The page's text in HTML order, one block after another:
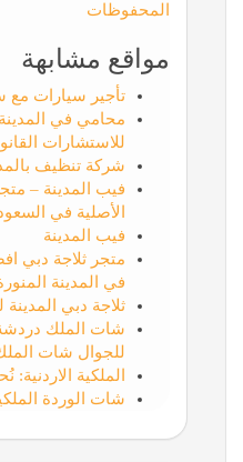
المحفوظات
مواقع مشابهة
تأجير سيارات مع
محامي في
للاستشارات
شركة تنظيف
فيب المدينة –
الأصلية في
فيب المدينة
متجر ثلاجة دبي
في المدينة
ثلاجة دبي المدينة
شات الملك
للجوال شات
الملكية الاردنية:
شات الوردة